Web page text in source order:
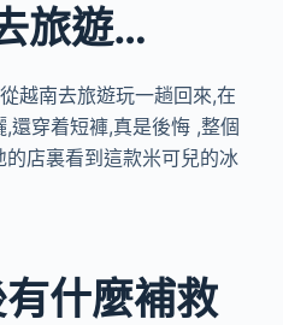
旅遊…
越南去旅遊玩一趟回來,在
還穿着短褲,真是後悔 ,整個
店裏看到這款米可兒的冰
什麼補救